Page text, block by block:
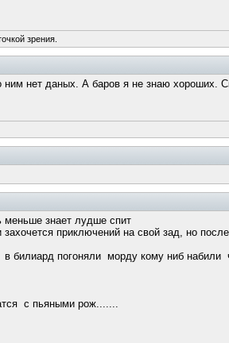
зрения.
нет даных. А баров я не знаю хороших.
знает лудше спит
приключений на свой зад, но
билиард погоняли морду кому ниб набили
пьяными рож.......